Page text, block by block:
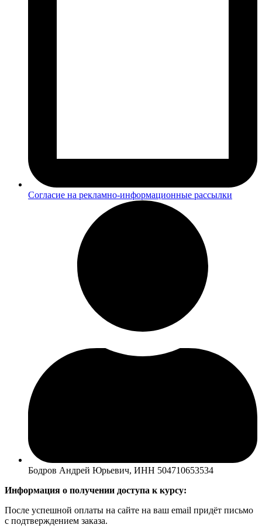
Согласие на рекламно-информационные рассылки
Бодров Андрей Юрьевич, ИНН 504710653534
Информация о получении доступа к курсу:
После успешной оплаты на сайте на ваш email придёт письмо
с подтверждением заказа.